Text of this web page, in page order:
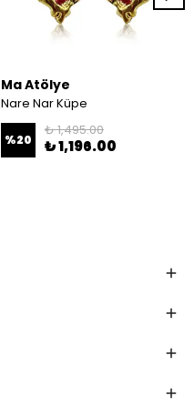
Ma Atölye
Nare Nar Küpe
%20
₺ 1,495.00
₺ 1,196.00